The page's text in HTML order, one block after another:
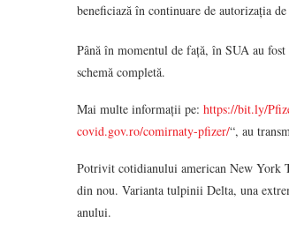
beneficiază în continuare de autorizația
Până în momentul de față, în SUA au
schemă completă.
Mai multe informații pe: https://bit.ly/
covid.gov.ro/comirnaty-pfizer/“, au
Potrivit cotidianului american New York
din nou. Varianta tulpinii Delta, una
anului.